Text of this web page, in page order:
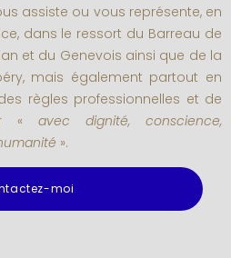
assiste ou vous représente, en
dans le ressort du Barreau de
et du Genevois ainsi que de la
mais également partout en
règles professionnelles et de
« avec dignité, conscience,
».
moi